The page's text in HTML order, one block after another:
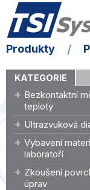
Produkty
KATEGORIE
Bezkontaktní
teploty
Ultrazvuková
Vybavení
laboratoří
Zkoušení
úprav